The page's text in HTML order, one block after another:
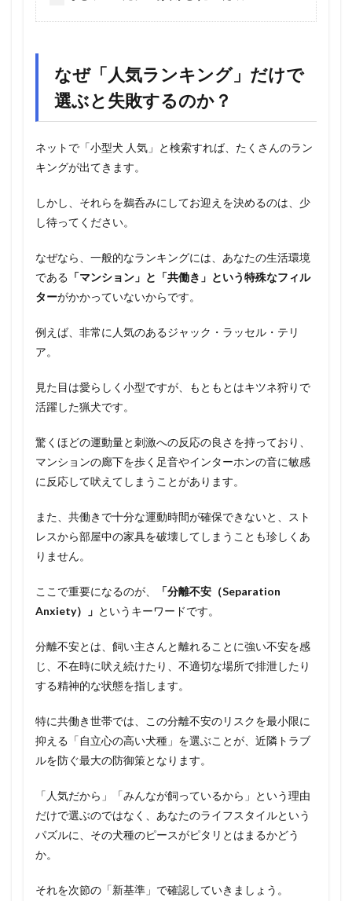
なぜ「人気ランキング」だけで
選ぶと失敗するのか？
ネットで「小型犬 人気」と検索すれば、たくさんのラン
キングが出てきます。
しかし、それらを鵜呑みにしてお迎えを決めるのは、少
し待ってください。
なぜなら、一般的なランキングには、あなたの生活環境
である 「マンション」と「共働き」という特殊なフィル
ターがかかっていないからです。
例えば、非常に人気のあるジャック・ラッセル・テリ
ア。
見た目は愛らしく小型ですが、もともとはキツネ狩りで
活躍した猟犬です。
驚くほどの運動量と刺激への反応の良さを持っており、
マンションの廊下を歩く足音やインターホンの音に敏感
に反応して吠えてしまうことがあります。
また、共働きで十分な運動時間が確保できないと、スト
レスから部屋中の家具を破壊してしまうことも珍しくあ
りません。
ここで重要になるのが、
「分離不安（Separation
Anxiety）」 というキーワードです。
分離不安とは、飼い主さんと離れることに強い不安を感
じ、不在時に吠え続けたり、不適切な場所で排泄したり
する精神的な状態を指します。
特に共働き世帯では、この分離不安のリスクを最小限に
抑える「自立心の高い犬種」を選ぶことが、近隣トラブ
ルを防ぐ最大の防御策となります。
「人気だから」「みんなが飼っているから」という理由
だけで選ぶのではなく、あなたのライフスタイルという
パズルに、その犬種のピースがピタリとはまるかどう
か。
それを次節の「新基準」で確認していきましょう。